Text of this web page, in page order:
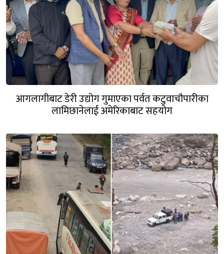
आगलागीबाट डेरी उद्योग गुमाएका पर्वत कटुवाचौपारीका
लामिछानेलाई अमेरिकाबाट सहयोग